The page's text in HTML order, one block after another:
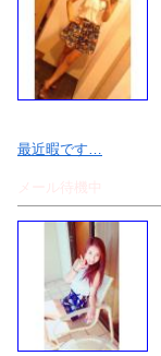
最近暇です…